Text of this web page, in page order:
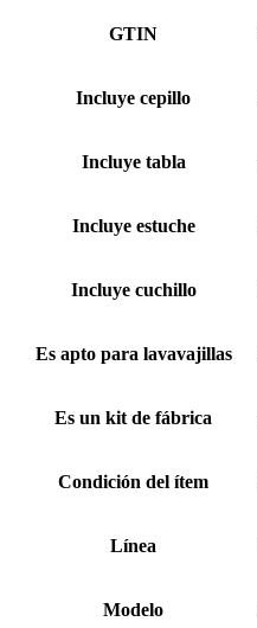
GTIN
Incluye cepillo
Incluye tabla
Incluye estuche
Incluye cuchillo
Es apto para lavavajillas
Es un kit de fábrica
Condición del ítem
Línea
Modelo